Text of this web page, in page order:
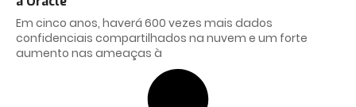
Em cinco anos, haverá 600 vezes mais dados
confidenciais compartilhados na nuvem e um forte
aumento nas ameaças à